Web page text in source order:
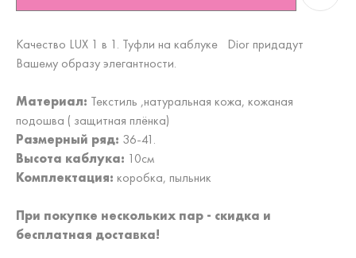
Качество LUX 1 в 1. Туфли на каблуке Dior придадут
Вашему образу элегантности.
Материал: Текстиль ,натуральная кожа, кожаная
подошва ( защитная плёнка)
Размерный ряд: 36-41.
Высота каблука: 10см
Комплектация: коробка, пыльник
При покупке нескольких пар - скидка и
бесплатная доставка!